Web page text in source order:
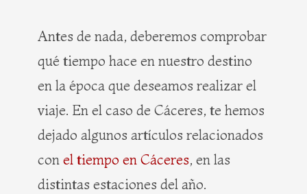
Antes de nada, deberemos comprobar
qué tiempo hace en nuestro destino
en la época que deseamos realizar el
viaje. En el caso de Cáceres, te hemos
dejado algunos artículos relacionados
con el tiempo en Cáceres, en las
distintas estaciones del año.